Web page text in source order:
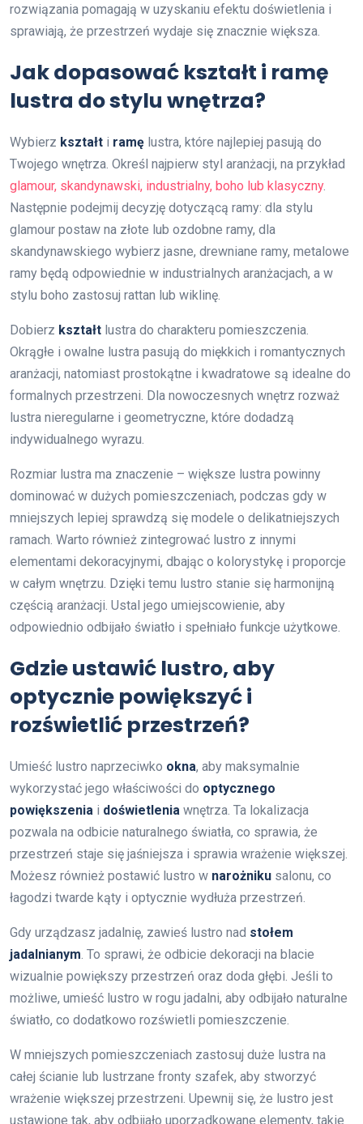
rozwiązania pomagają w uzyskaniu efektu doświetlenia i
sprawiają, że przestrzeń wydaje się znacznie większa.
Jak dopasować kształt i ramę
lustra do stylu wnętrza?
Wybierz kształt i ramę lustra, które najlepiej pasują do
Twojego wnętrza. Określ najpierw styl aranżacji, na przykład
glamour, skandynawski, industrialny, boho lub klasyczny.
Następnie podejmij decyzję dotyczącą ramy: dla stylu
glamour postaw na złote lub ozdobne ramy, dla
skandynawskiego wybierz jasne, drewniane ramy, metalowe
ramy będą odpowiednie w industrialnych aranżacjach, a w
stylu boho zastosuj rattan lub wiklinę.
Dobierz kształt lustra do charakteru pomieszczenia.
Okrągłe i owalne lustra pasują do miękkich i romantycznych
aranżacji, natomiast prostokątne i kwadratowe są idealne do
formalnych przestrzeni. Dla nowoczesnych wnętrz rozważ
lustra nieregularne i geometryczne, które dodadzą
indywidualnego wyrazu.
Rozmiar lustra ma znaczenie – większe lustra powinny
dominować w dużych pomieszczeniach, podczas gdy w
mniejszych lepiej sprawdzą się modele o delikatniejszych
ramach. Warto również zintegrować lustro z innymi
elementami dekoracyjnymi, dbając o kolorystykę i proporcje
w całym wnętrzu. Dzięki temu lustro stanie się harmonijną
częścią aranżacji. Ustal jego umiejscowienie, aby
odpowiednio odbijało światło i spełniało funkcje użytkowe.
Gdzie ustawić lustro, aby
optycznie powiększyć i
rozświetlić przestrzeń?
Umieść lustro naprzeciwko okna, aby maksymalnie
wykorzystać jego właściwości do optycznego
powiększenia i doświetlenia wnętrza. Ta lokalizacja
pozwala na odbicie naturalnego światła, co sprawia, że
przestrzeń staje się jaśniejsza i sprawia wrażenie większej.
Możesz również postawić lustro w narożniku salonu, co
łagodzi twarde kąty i optycznie wydłuża przestrzeń.
Gdy urządzasz jadalnię, zawieś lustro nad stołem
jadalnianym. To sprawi, że odbicie dekoracji na blacie
wizualnie powiększy przestrzeń oraz doda głębi. Jeśli to
możliwe, umieść lustro w rogu jadalni, aby odbijało naturalne
światło, co dodatkowo rozświetli pomieszczenie.
W mniejszych pomieszczeniach zastosuj duże lustra na
całej ścianie lub lustrzane fronty szafek, aby stworzyć
wrażenie większej przestrzeni. Upewnij się, że lustro jest
ustawione tak, aby odbijało uporządkowane elementy, takie